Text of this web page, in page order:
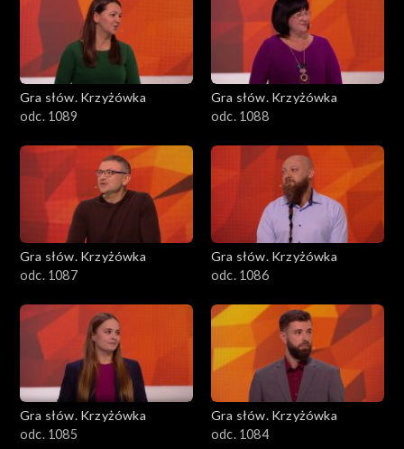
Gra słów. Krzyżówka
odc. 1089
Gra słów. Krzyżówka
odc. 1088
Gra słów. Krzyżówka
odc. 1087
Gra słów. Krzyżówka
odc. 1086
Gra słów. Krzyżówka
odc. 1085
Gra słów. Krzyżówka
odc. 1084